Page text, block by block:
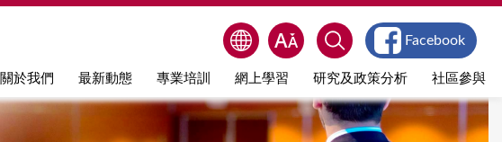
關於我們 最新動態 專業培訓 網上學習 研究及政策分析 社區參與
Facebook